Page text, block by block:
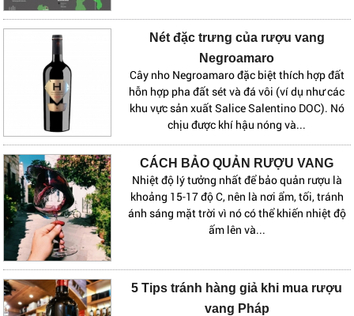
Nét đặc trưng của rượu vang
Negroamaro
Cây nho Negroamaro đặc biệt thích hợp đất
hỗn hợp pha đất sét và đá vôi (ví dụ như các
khu vực sản xuất Salice Salentino DOC). Nó
chịu được khí hậu nóng và...
CÁCH BẢO QUẢN RƯỢU VANG
Nhiệt độ lý tưởng nhất để bảo quản rượu là
khoảng 15-17 độ C, nên là nơi ẩm, tối, tránh
ánh sáng mặt trời vì nó có thể khiến nhiệt độ
ấm lên và...
5 Tips tránh hàng giả khi mua rượu
vang Pháp